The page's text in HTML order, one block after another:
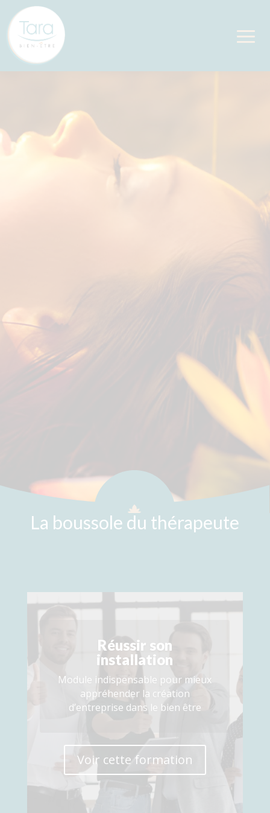
La boussole du thérapeute
Réussir son
installation
Module indispensable pour mieux
appréhender la création
d’entreprise dans le bien être
Voir cette formation